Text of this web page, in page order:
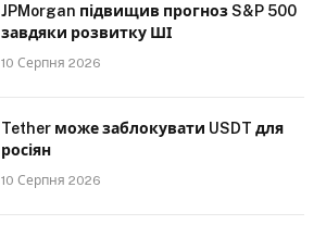
JPMorgan підвищив прогноз S&P 500
завдяки розвитку ШІ
10 Серпня 2026
Tether може заблокувати USDT для
росіян
10 Серпня 2026